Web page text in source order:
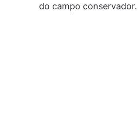
do campo conservador.